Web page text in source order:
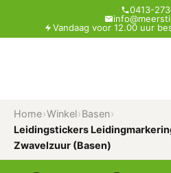
0413-
Vandaag voor 12.00 uur
Home›Winkel›Basen›
Leidingstickers
Zwavelzuur (Basen)